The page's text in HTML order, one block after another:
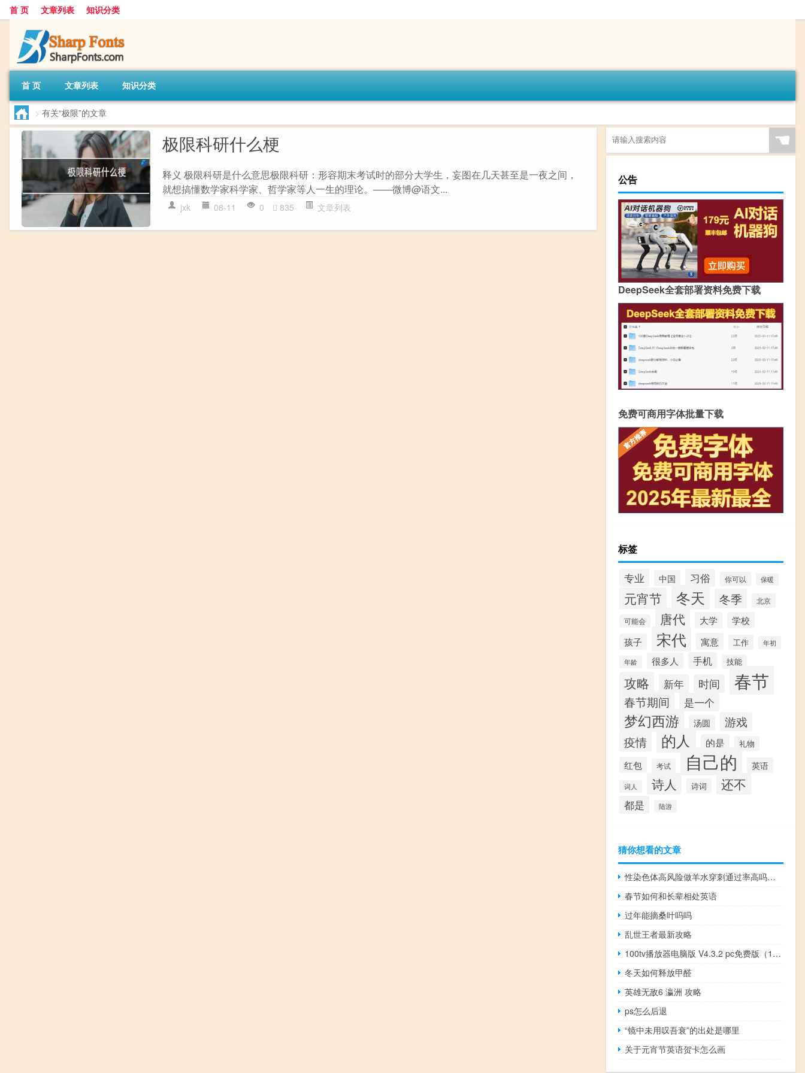
首 页 文章列表 知识分类
首 页 文章列表 知识分类
> 有关“极限”的文章
极限科研什么梗
释义 极限科研是什么意思极限科研：形容期末考试时的部分大学生，妄图在几天甚至是一夜之间，
就想搞懂数学家科学家、哲学家等人一生的理论。——微博@语文...
jxk 08-11 0 835 文章列表
☚
公告
DeepSeek全套部署资料免费下载
免费可商用字体批量下载
标签
专业 中国 习俗 你可以 保暖
元宵节 冬天 冬季 北京
可能会 唐代 大学
学校
孩子
宋代 寓意 工作 年初
年龄 很多人 手机 技能
攻略 新年 时间 春节
春节期间 是一个
梦幻西游 汤圆 游戏
疫情 的人 的是 礼物
红包 考试 自己的 英语
词人 诗人 诗词 还不
都是 陆游
猜你想看的文章
性染色体高风险做羊水穿刺通过率高吗（性染色体）
春节如何和长辈相处英语
过年能摘桑叶吗吗
乱世王者最新攻略
100tv播放器电脑版 V4.3.2 pc免费版（100tv播放器电脑版 V4.3.2 pc免费版功能简介）
冬天如何释放甲醛
英雄无敌6 瀛洲 攻略
ps怎么后退
“镜中未用叹吾衰”的出处是哪里
关于元宵节英语贺卡怎么画